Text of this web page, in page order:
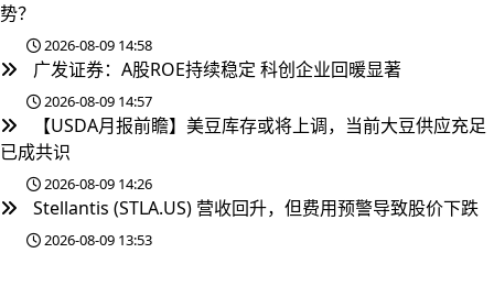
势？
2026-08-09 14:58
广发证券：A股ROE持续稳定 科创企业回暖显著
2026-08-09 14:57
【USDA月报前瞻】美豆库存或将上调，当前大豆供应充足
已成共识
2026-08-09 14:26
Stellantis (STLA.US) 营收回升，但费用预警导致股价下跌
2026-08-09 13:53